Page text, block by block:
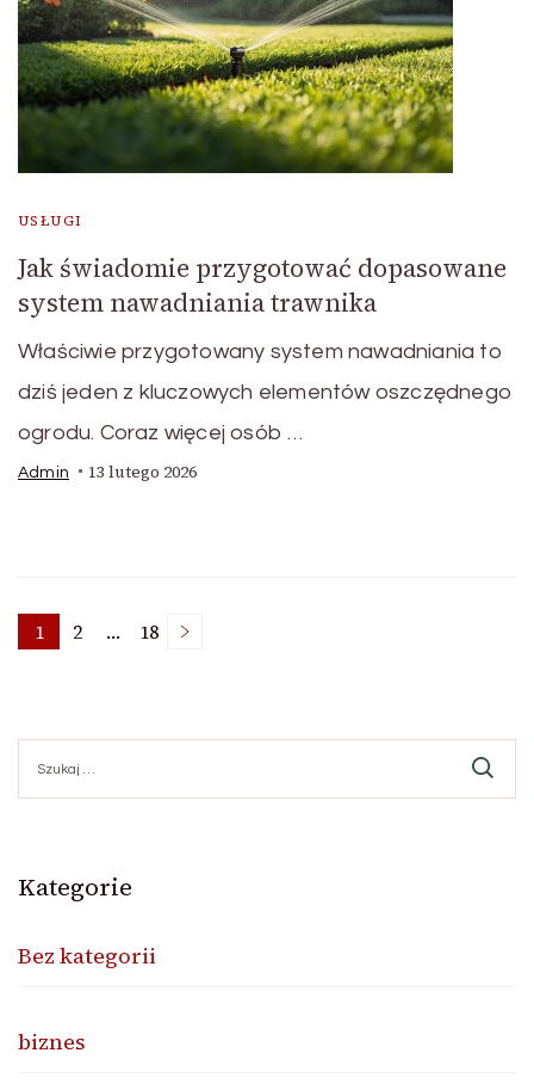
USŁUGI
Jak świadomie przygotować dopasowane
system nawadniania trawnika
Właściwie przygotowany system nawadniania to
dziś jeden z kluczowych elementów oszczędnego
ogrodu. Coraz więcej osób …
Admin 13 lutego 2026
Nawigacja
po
wpisach
Page
1 Page
2 … Page
18
Kategorie
Bez kategorii
biznes